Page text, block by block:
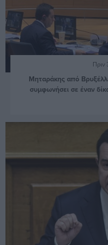
Πριν
Μηταράκης από
συμφωνήσει σε έναν